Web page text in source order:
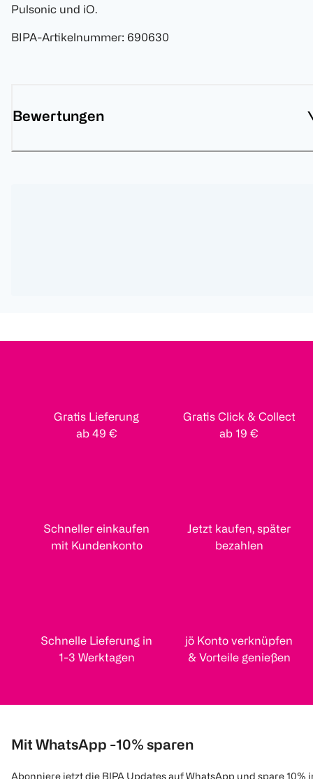
Pulsonic und iO.
BIPA-Artikelnummer: 690630
Bewertungen
Gratis Lieferung
ab 49 €
Gratis Click & Collect
ab 19 €
Schneller einkaufen
mit Kundenkonto
Jetzt kaufen, später
bezahlen
Schnelle Lieferung in
1-3 Werktagen
jö Konto verknüpfen
& Vorteile genießen
Mit WhatsApp -10% sparen
Abonniere jetzt die BIPA Updates auf WhatsApp und spare 10%